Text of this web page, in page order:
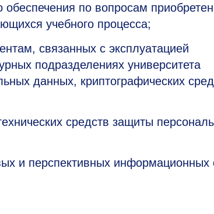
по вопросам
учебного процесса;
связанных с эксплуатацией
подразделениях университета
данных, криптографических
средств защиты
и перспективных информационных